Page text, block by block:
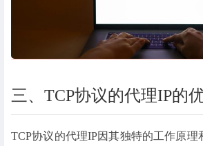
三、TCP协议的代理IP的
TCP协议的代理IP因其独特的工作原理